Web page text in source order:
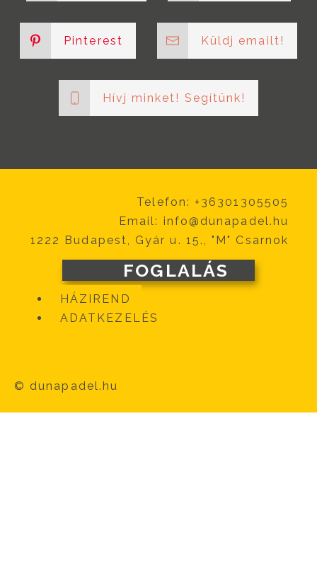
Pinterest Küldj emailt!
Hívj minket! Segítünk!
Telefon: +36301305505
Email: info@dunapadel.hu
1222 Budapest, Gyár u. 15., "M" Csarnok
FOGLALÁS
HÁZIREND
ADATKEZELÉS
© dunapadel.hu